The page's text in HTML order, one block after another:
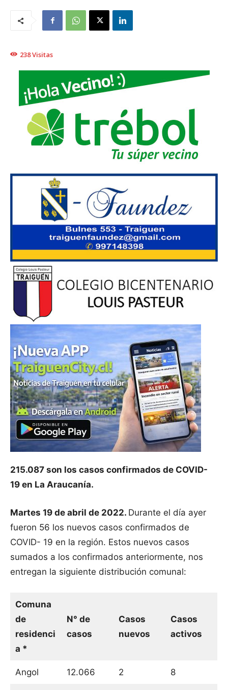
238Visitas
215.087 son los casos confirmados de COVID-
19 en La Araucanía.
Martes 19 de abril de 2022. Durante el día ayer
fueron 56 los nuevos casos confirmados de
COVID- 19 en la región. Estos nuevos casos
sumados a los confirmados anteriormente, nos
entregan la siguiente distribución comunal:
Comuna
de
residenci
a *
N° de
casos
Casos
nuevos
Casos
activos
Angol 12.066 2 8